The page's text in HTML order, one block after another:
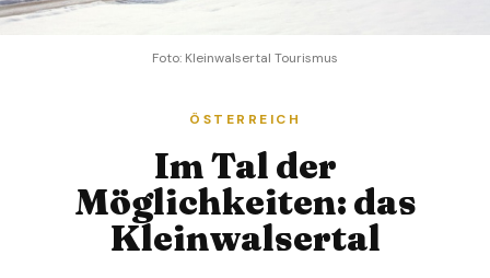
Foto: Kleinwalsertal Tourismus
ÖSTERREICH
Im Tal der
Möglichkeiten: das
Kleinwalsertal